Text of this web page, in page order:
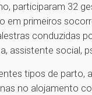
participaram 32
em primeiros
conduzidas
assistente social,
tipos de parto,
no alojamento